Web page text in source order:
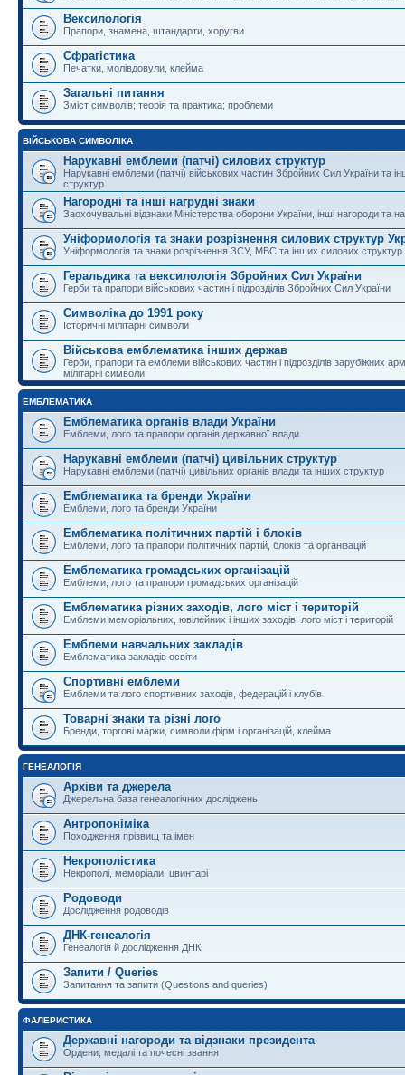
Вексилологія
Прапори, знамена, штандарти, хоругви
Сфрагістика
Печатки, молівдовули, клейма
Загальні питання
Зміст символів; теорія та практика; проблеми
ВІЙСЬКОВА СИМВОЛІКА
Нарукавні емблеми (патчі) силових структур
Нарукавні емблеми (патчі) військових частин Збройних Сил України та
структур
Нагородні та інші нагрудні знаки
Заохочувальні відзнаки Міністерства оборони України, інші нагороди та
Уніформологія та знаки розрізнення силових структур
Уніформологія та знаки розрізнення ЗСУ, МВС та інших силових структур
Геральдика та вексилологія Збройних Сил України
Герби та прапори військових частин і підрозділів Збройних Сил України
Символіка до 1991 року
Історичні мілітарні символи
Військова емблематика інших держав
Герби, прапори та емблеми військових частин і підрозділів зарубіжних
мілітарні символи
ЕМБЛЕМАТИКА
Емблематика органів влади України
Емблеми, лого та прапори органів державної влади
Нарукавні емблеми (патчі) цивільних структур
Нарукавні емблеми (патчі) цивільних органів влади та інших структур
Емблематика та бренди України
Емблеми, лого та бренди України
Емблематика політичних партій і блоків
Емблеми, лого та прапори політичних партій, блоків та організацій
Емблематика громадських організацій
Емблеми, лого та прапори громадських організацій
Емблематика різних заходів, лого міст і територій
Емблеми меморіальних, ювілейних і інших заходів, лого міст і територій
Емблеми навчальних закладів
Емблематика закладів освіти
Спортивні емблеми
Емблеми та лого спортивних заходів, федерацій і клубів
Товарні знаки та різні лого
Бренди, торгові марки, символи фірм і організацій, клейма
ГЕНЕАЛОГІЯ
Архіви та джерела
Джерельна база генеалогічних досліджень
Антропоніміка
Походження прізвищ та імен
Некрополістика
Некрополі, меморіали, цвинтарі
Родоводи
Дослідження родоводів
ДНК-генеалогія
Генеалогія й дослідження ДНК
Запити / Queries
Запитання та запити (Questions and queries)
ФАЛЕРИСТИКА
Державні нагороди та відзнаки президента
Ордени, медалі та почесні звання